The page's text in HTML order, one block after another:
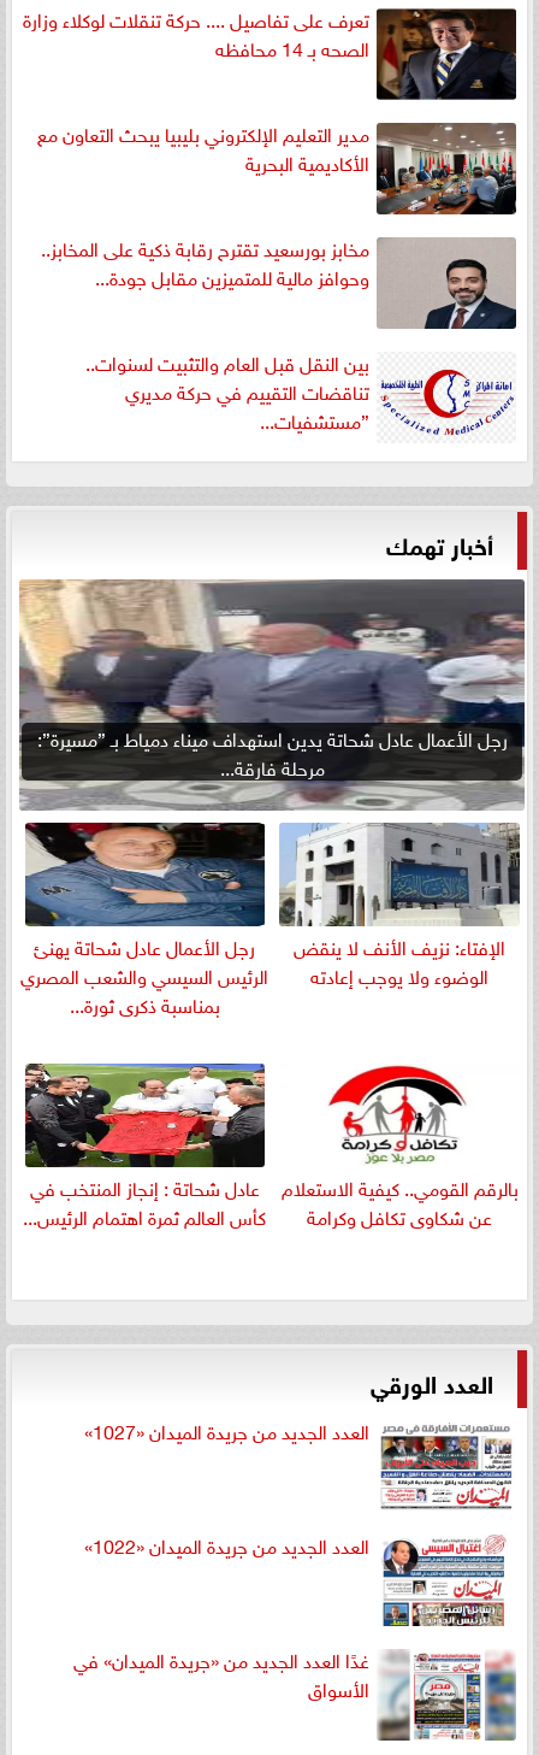
تعرف على تفاصيل .... حركة تنقلات لوكلاء وزارة
الصحه بـ 14 محافظه
مدير التعليم الإلكتروني بليبيا يبحث التعاون مع
الأكاديمية البحرية
مخابز بورسعيد تقترح رقابة ذكية على المخابز..
وحوافز مالية للمتميزين مقابل جودة...
بين النقل قبل العام والتثبيت لسنوات..
تناقضات التقييم في حركة مديري
”مستشفيات...
أخبار تهمك
رجل الأعمال عادل شحاتة يدين استهداف ميناء دمياط بـ ”مسيرة”:
مرحلة فارقة...
الإفتاء: نزيف الأنف لا ينقض
الوضوء ولا يوجب إعادته
رجل الأعمال عادل شحاتة يهنئ
الرئيس السيسي والشعب المصري
بمناسبة ذكرى ثورة...
بالرقم القومي.. كيفية الاستعلام
عن شكاوى تكافل وكرامة
عادل شحاتة : إنجاز المنتخب في
كأس العالم ثمرة اهتمام الرئيس...
العدد الورقي
العدد الجديد من جريدة الميدان «1027»
العدد الجديد من جريدة الميدان «1022»
غدًا العدد الجديد من «جريدة الميدان» في
الأسواق